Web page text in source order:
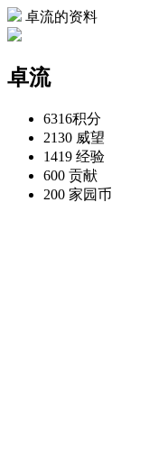
卓流的资料
卓流
6316积分
2130 威望
1419 经验
600 贡献
200 家园币